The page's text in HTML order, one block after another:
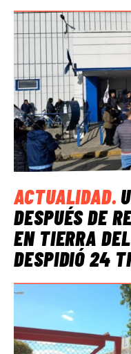
ACTUALIDAD.
DESPUÉS DE
EN TIERRA
DESPIDIÓ 24